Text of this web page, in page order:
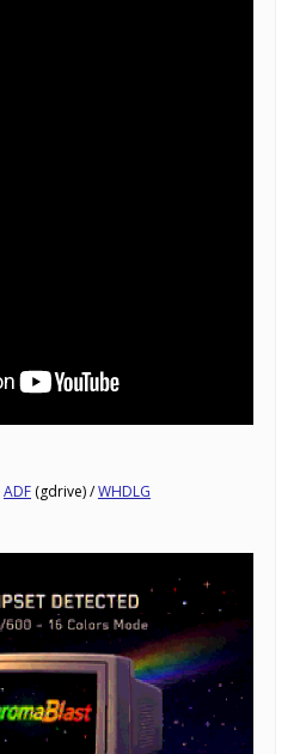
ADF (gdrive) /WHDLG